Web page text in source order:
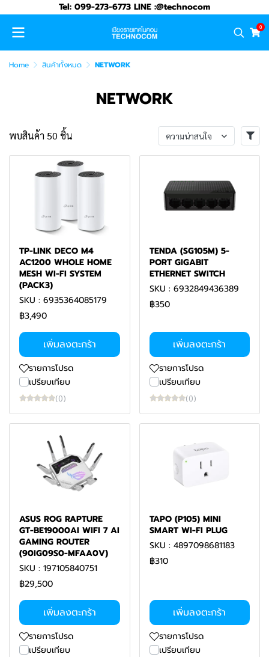
Tel: 099-273-6773 LINE :@technocom
0
Home สินค้าทั้งหมด NETWORK
NETWORK
พบสินค้า 50 ชิ้น ความน่าสนใจ
TP-LINK DECO M4
AC1200 WHOLE HOME
MESH WI-FI SYSTEM
(PACK3)
SKU : 6935364085179
฿3,490
เพิ่มลงตะกร้า
รายการโปรด
เปรียบเทียบ
(0)
TENDA (SG105M) 5-
PORT GIGABIT
ETHERNET SWITCH
SKU : 6932849436389
฿350
เพิ่มลงตะกร้า
รายการโปรด
เปรียบเทียบ
(0)
ASUS ROG RAPTURE
GT-BE19000AI WIFI 7 AI
GAMING ROUTER
(90IG09S0-MFAA0V)
SKU : 197105840751
฿29,500
เพิ่มลงตะกร้า
รายการโปรด
เปรียบเทียบ
TAPO (P105) MINI
SMART WI-FI PLUG
SKU : 4897098681183
฿310
เพิ่มลงตะกร้า
รายการโปรด
เปรียบเทียบ